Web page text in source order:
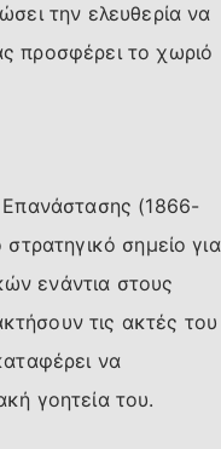
την ελευθερία να
προσφέρει το χωριό
Επανάστασης (1866-
σημείο για
ενάντια στους
τις ακτές του
να
γοητεία του.